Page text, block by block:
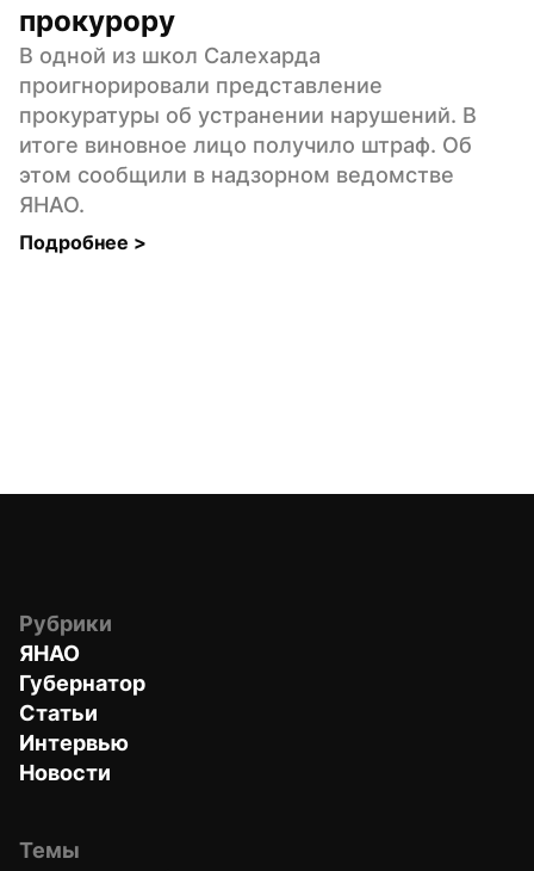
прокурору
В одной из школ Салехарда
проигнорировали представление
прокуратуры об устранении нарушений. В
итоге виновное лицо получило штраф. Об
этом сообщили в надзорном ведомстве
ЯНАО.
Подробнее >
Рубрики
ЯНАО
Губернатор
Статьи
Интервью
Новости
Темы